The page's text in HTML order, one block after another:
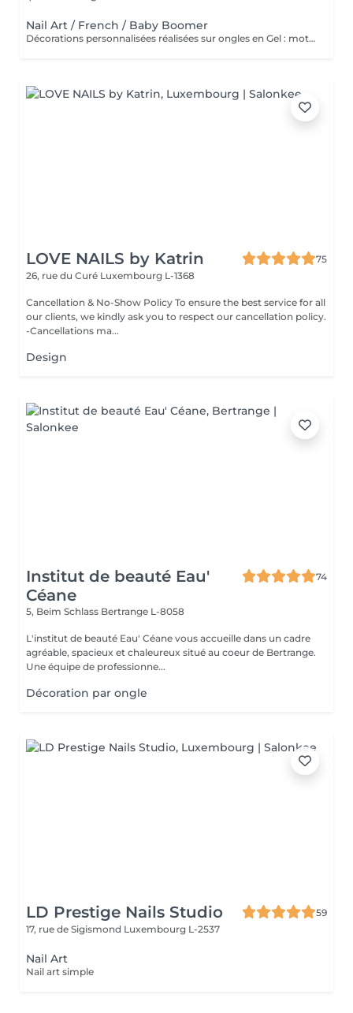
Nail Art / French / Baby Boomer
Décorations personnalisées réalisées sur ongles en Gel : motifs, effets, strass ou designs artistiques. Prestation ajoutée à un service en Gel et semi permanent.
LOVE NAILS by Katrin
75
26, rue du Curé Luxembourg L-1368
Cancellation & No-Show Policy To ensure the best service for all
our clients, we kindly ask you to respect our cancellation policy.
-Cancellations ma...
Design
Institut de beauté Eau'
Céane
74
5, Beim Schlass Bertrange L-8058
L'institut de beauté Eau' Céane vous accueille dans un cadre
agréable, spacieux et chaleureux situé au coeur de Bertrange.
Une équipe de professionne...
Décoration par ongle
LD Prestige Nails Studio
59
17, rue de Sigismond Luxembourg L-2537
Nail Art
Nail art simple